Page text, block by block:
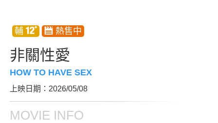
非關性愛
HOW TO HAVE SEX
上映日期：2026/05/08
MOVIE INFO